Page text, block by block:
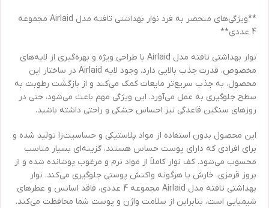
**ویژگی‌های منحصر به فرد نوار بهداشتی تافته مدل Airlaid مجموعه
4 عددی**
نوار بهداشتی تافته مدل Airlaid با طراحی ویژه و بهره‌گیری از لایه‌های
مخصوص، قدرت جذب بالایی دارد. وجود لایه Airlaid در ساختار این
محصول، به جذب سریع‌تر مایعات کمک می‌کند و از بازگشت رطوبت به
سطح جلوگیری به عمل می‌آورد. این ویژگی مهم باعث می‌شود، حتی در
روزهای سنگین قاعدگی نیز احساس خشکی و راحتی داشته باشید.
این محصول بدون استفاده از مواد پلاستیکی و حساسیت‌زا تولید شده و
برای افرادی که دارای پوست حساس هستند، گزینه‌ای بسیار مناسب
محسوب می‌شود. کف نوار کاملاً از مواد نرم و مرغوب پوشانده شده و از
بروز قرمزی، خارش یا هرگونه واکنش پوستی جلوگیری می‌کند. نوار
بهداشتی تافته مدل Airlaid مجموعه 4 عددی، فاقد اسانس و عطرهای
شیمیایی است، بنابراین از سلامت واژن و پوست شما محافظت می‌کند.